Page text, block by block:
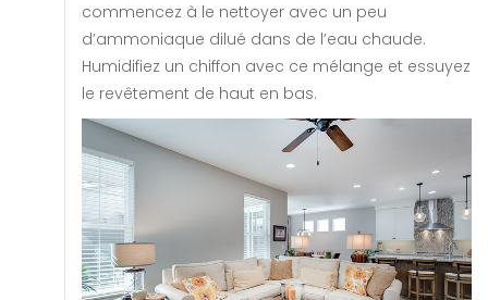
commencez à le nettoyer avec un peu
d’ammoniaque dilué dans de l’eau chaude.
Humidifiez un chiffon avec ce mélange et essuyez
le revêtement de haut en bas.